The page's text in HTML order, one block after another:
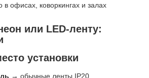
офисах, коворкингах и залах
или LED-ленту:
установки
→ обычные ленты IP20.